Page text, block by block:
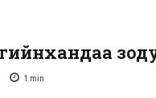
1 min